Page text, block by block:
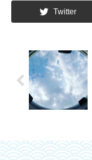
Twitter